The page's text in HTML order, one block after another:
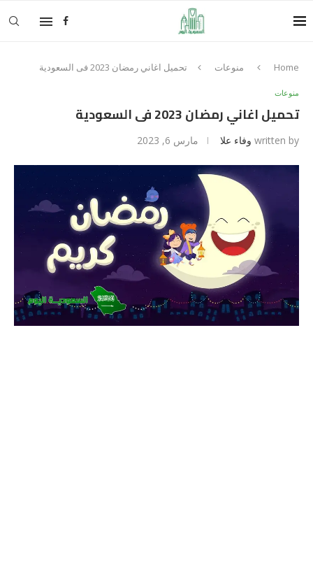
Home منوعات تحميل اغاني رمضان 2023 فى السعودية
منوعات
تحميل اغاني رمضان 2023 فى السعودية
written by وفاء علا مارس 6, 2023